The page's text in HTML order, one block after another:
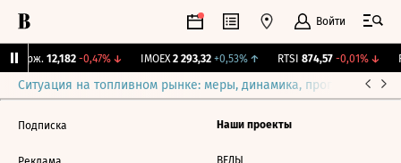
Войти
Бирж. 12,182 -0,47%↓ IMOEX 2 293,32 +0,53%↑ RTSI 874,57 -0,01%↓
Ситуация на топливном рынке: меры, динамика, прогнозы
Подписка Наши проекты
ВЕДЫ